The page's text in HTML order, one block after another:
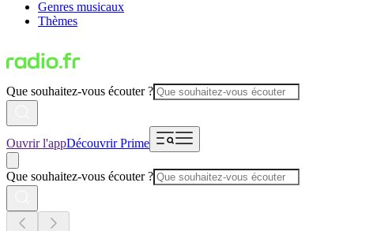
Genres musicaux
Thèmes
Que souhaitez-vous écouter ?
Ouvrir l'appDécouvrir Prime
Que souhaitez-vous écouter ?